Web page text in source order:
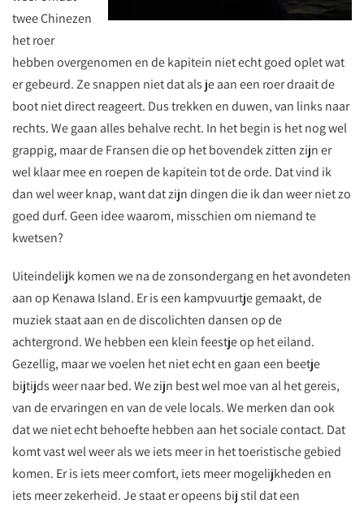
twee Chinezen
het roer
hebben overgenomen en de kapitein niet echt goed oplet wat
er gebeurd. Ze snappen niet dat als je aan een roer draait de
boot niet direct reageert. Dus trekken en duwen, van links naar
rechts. We gaan alles behalve recht. In het begin is het nog wel
grappig, maar de Fransen die op het bovendek zitten zijn er
wel klaar mee en roepen de kapitein tot de orde. Dat vind ik
dan wel weer knap, want dat zijn dingen die ik dan weer niet zo
goed durf. Geen idee waarom, misschien om niemand te
kwetsen?
Uiteindelijk komen we na de zonsondergang en het avondeten
aan op Kenawa Island. Er is een kampvuurtje gemaakt, de
muziek staat aan en de discolichten dansen op de
achtergrond. We hebben een klein feestje op het eiland.
Gezellig, maar we voelen het niet echt en gaan een beetje
bijtijds weer naar bed. We zijn best wel moe van al het gereis,
van de ervaringen en van de vele locals. We merken dan ook
dat we niet echt behoefte hebben aan het sociale contact. Dat
komt vast wel weer als we iets meer in het toeristische gebied
komen. Er is iets meer comfort, iets meer mogelijkheden en
iets meer zekerheid. Je staat er opeens bij stil dat een